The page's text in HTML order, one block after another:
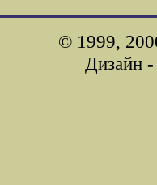
© 1999,
Дизайн